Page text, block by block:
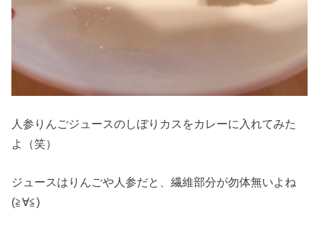
人参りんごジュースのしぼりカスをカレーに入れてみた
よ（笑）
ジュースはりんごや人参だと、繊維部分が勿体無いよね
(≧∀≦)